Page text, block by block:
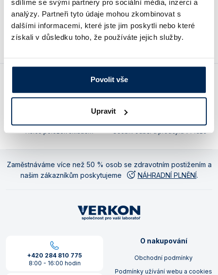
sdílíme se svými partnery pro sociální média, inzerci a
analýzy. Partneři tyto údaje mohou zkombinovat s
dalšími informacemi, které jste jim poskytli nebo které
získali v důsledku toho, že používáte jejich služby.
Povolit vše
Upravit
Ceny jsou uvedeny v Kč bez DPH.
Společnost pro vaši laboratoř: víc
Náhradní plnění bez navýšení
Tisíce položek skladem Osobní odběr a prodejna v Praze
Zaměstnáváme více než 50 % osob se zdravotním postižením a
našim zákazníkům poskytujeme
NÁHRADNÍ PLNĚNÍ.
+420 284 810 775
8:00 - 16:00 hodin
O nakupování
Obchodní podmínky
Podmínky užívání webu a cookies
Vlastnosti skla a porcelánu
Zkumavky
Zátky a uzávěry
Zkumavky a stojany
Teploměry, vlhkoměry a další přístroje pro
měření prostředí (klimatu)
Titrátory
Turbidimetry (měření zákalu)
Vlhkostní analyzátory - váhy sušicí